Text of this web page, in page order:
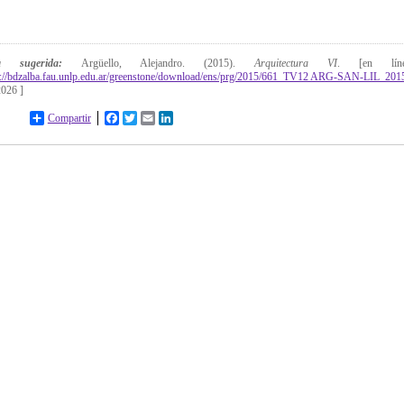
sugerida: Argüello, Alejandro. (2015).Arquitectura VI. [en
bdzalba.fau.unlp.edu.ar/greenstone/download/ens/prg/2015/661_TV12 ARG-SAN-
]
Compartir FacebookTwitterEmail